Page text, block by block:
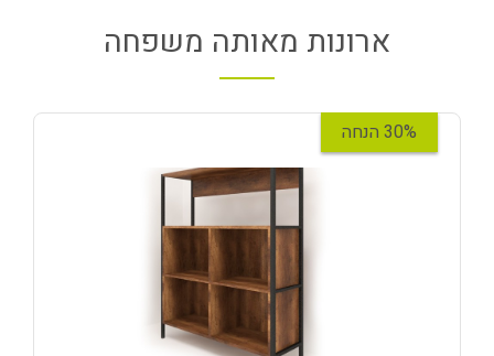
ארונות מאותה משפחה
30% הנחה